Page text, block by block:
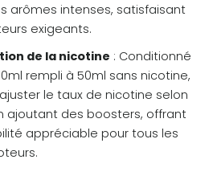
arômes intenses, satisfaisant
exigeants.
de la nicotine : Conditionné
rempli à 50ml sans nicotine,
le taux de nicotine selon
ajoutant des boosters, offrant
appréciable pour tous les